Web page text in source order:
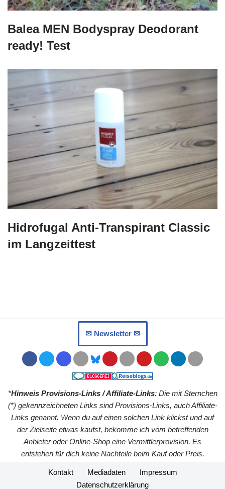
Balea MEN Bodyspray Deodorant
ready! Test
Hidrofugal Anti-Transpirant Classic
im Langzeittest
✉︎ Newsletter ✉︎
*Hinweis Provisions-Links / Affiliate-Links: Die mit Sternchen
(*) gekennzeichneten Links sind Provisions-Links, auch Affiliate-
Links genannt. Wenn du auf einen solchen Link klickst und auf
der Zielseite etwas kaufst, bekomme ich vom betreffenden
Anbieter oder Online-Shop eine Vermittlerprovision. Es
entstehen für dich keine Nachteile beim Kauf oder Preis.
Kontakt Mediadaten
Impressum
Datenschutzerklärung